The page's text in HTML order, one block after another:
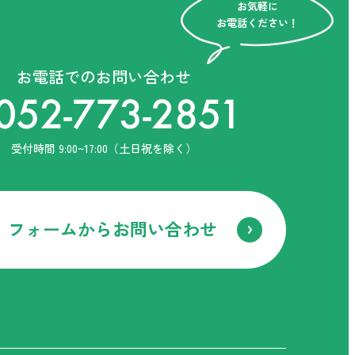
お気軽に
お電話ください！
お電話でのお問い合わせ
受付時間 9:00~17:00（土日祝を除く）
フォームからお問い合わせ